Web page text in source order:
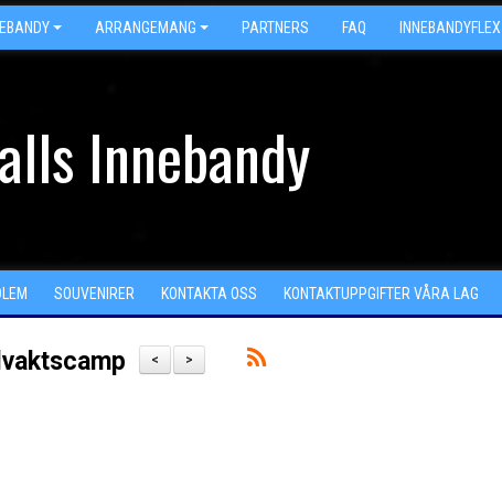
ARRANGEMANG PARTNERS FAQ INNEBANDYFLEX
Innebandy
SOUVENIRER KONTAKTA OSS KONTAKTUPPGIFTER VÅRA LAG
>
<